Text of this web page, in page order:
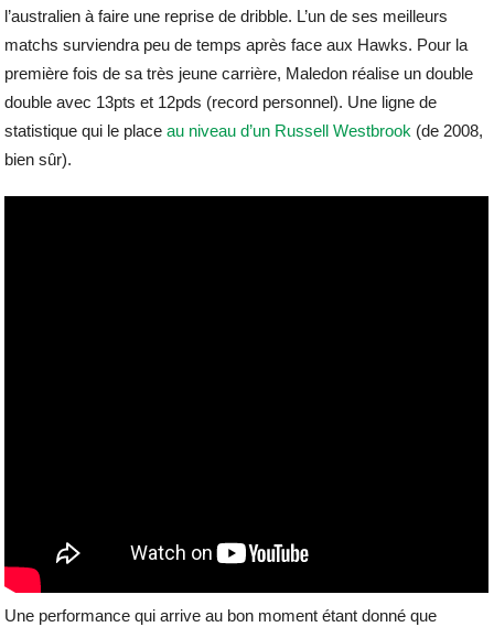
l’australien à faire une reprise de dribble. L’un de ses meilleurs
matchs surviendra peu de temps après face aux Hawks. Pour la
première fois de sa très jeune carrière, Maledon réalise un double
double avec 13pts et 12pds (record personnel). Une ligne de
statistique qui le placeau niveau d’un Russell Westbrook (de 2008,
bien sûr).
Une performance qui arrive au bon moment étant donné que